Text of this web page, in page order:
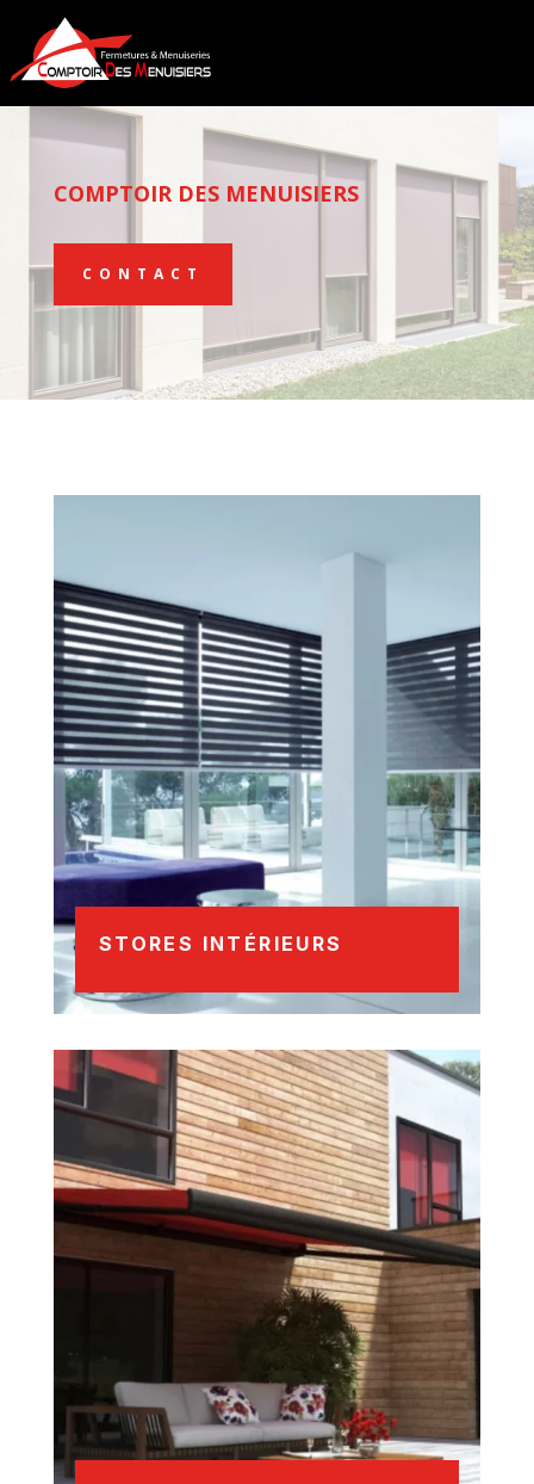
COMPTOIR DES MENUISIERS
CONTACT
STORES INTÉRIEURS